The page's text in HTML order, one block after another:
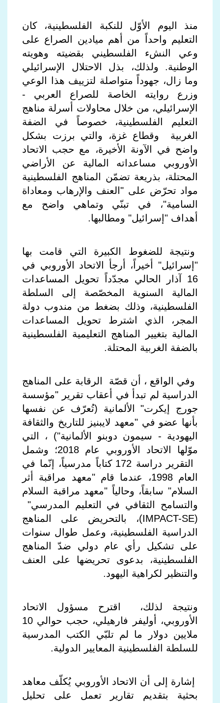
منذ اليوم الأوّل للنكبة الفلسطينية، كان
التعليم واحداً من أهم ميادين الصراع على
وعي النشء الفلسطيني بقضيته وهويته
الوطنية. ولذلك، بذل الاحتلال الإسرائيلي
وما زال، جهوداً متواصلة لتزييف هذا الوعي
وزرع روايته الخاصة للصراع العربي -
الإسرائيلي، من خلال محاولات أسرلة مناهج
التعليم الفلسطينية، خصوصاً في الضفة
الغربية وقطاع غزة، والتي برزت بشكل
واضح في الآونة الأخيرة، مع حجب الاتحاد
الأوروبي مساعداته المالية عن الأراضي
المحتلة، بذريعة تضمّن المناهج الفلسطينية
مواد تحرّض على "العنف والإرهاب ومعاداة
السامية"، في تبنّي وتماهي واضح مع
أهداف "إسرائيل" ومطالبها.
ونتيجة للضغوط الكبيرة التي قامت بها
"إسرائيل" أخيراً، أرجأ الاتحاد الأوروبي في
16 آذار الحالي مجدّداً تحويل المساعدات
المالية السنوية المخصّصة إلى السلطة
الفلسطينية، وذلك بضغط من مندوب دولة
المجر، الذي اشترط تحويل المساعدات
المالية بتغيير المناهج التعليمية الفلسطينية
بالضفة الغربية المحتلة.
وفي الواقع ، أن قصّة الرقابة على المناهج
الدراسية لم تبدأ في أعقاب تقرير "مؤسسة
جورج إيكرت" الألمانية (تُعرّف عن نفسها
بأنها عضو في "معهد لايبنيز للتاريخ والثقافة
اليهودية - سيمون دوبنو الألمانية") ، التي
موّلها الاتحاد الأوروبي عام 2018؛ وشمل
التقرير دراسة 172 كتاباً مدرسياً، إنّما في
العام 1998، عندما قام "معهد مراقبة أثر
السلام" سابقاً، وحالياً "معهد مراقبة السلام
والتسامح الثقافي في التعليم المدرسي"
IMPACT-SE))، بالتحريض على المناهج
الدراسية الفلسطينية، وعمل طوال سنوات
على تشكيل رأي عام دولي ضدّ المناهج
الفلسطينية، بدعوى تحريضها على العنف
والتنظير لكراهية اليهود.
ونتيجة لذلك، اقترح مسؤول الاتحاد
الأوروبي، أوليفر فارهيلي، حجب حوالي 10
ملايين دولار ما لم تلبّي الكتب المدرسية
للسلطة الفلسطينية المعايير الدولية.
إشارة إلى أن الاتحاد الأوروبي يُكلّف معاهد
بحثية بتقديم تقارير تعمل على تحليل